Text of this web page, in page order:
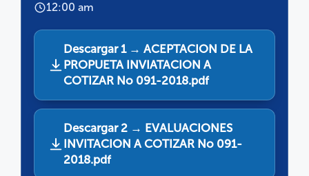
12:00 am
Descargar 1 → ACEPTACION DE LA
PROPUETA INVIATACION A
COTIZAR No 091-2018.pdf
Descargar 2 → EVALUACIONES
INVITACION A COTIZAR No 091-
2018.pdf